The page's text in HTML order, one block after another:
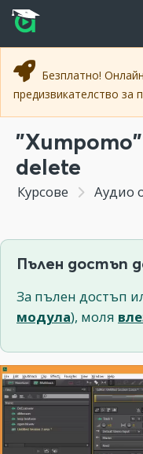
Прескочи към основното
Прескочи към навигацията
Безплатно!
предизвикателство за
"Хитрото"
delete
Курсове Аудио
Пълен достъп
За пълен достъп
модула), моля